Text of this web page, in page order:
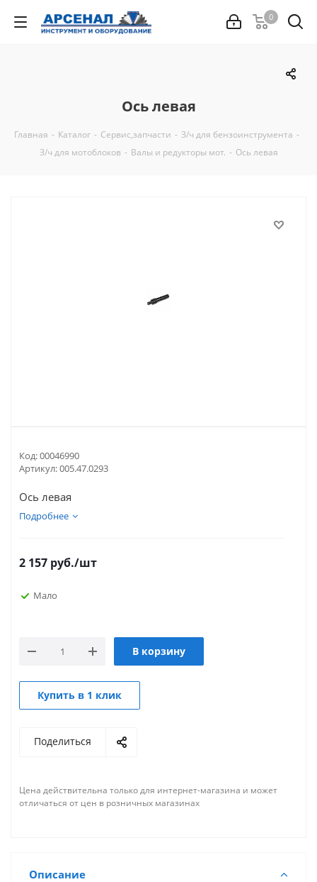
0
Ось левая
Главная - Каталог - Сервис,запчасти - З/ч для бензоинструмента -
З/ч для мотоблоков - Валы и редукторы мот. - Ось левая
Код:00046990
Артикул:005.47.0293
Ось левая
Подробнее
2 157 руб./шт
Мало
В корзину
Купить в 1 клик
Поделиться
Цена действительна только для интернет-магазина и может
отличаться от цен в розничных магазинах
Описание